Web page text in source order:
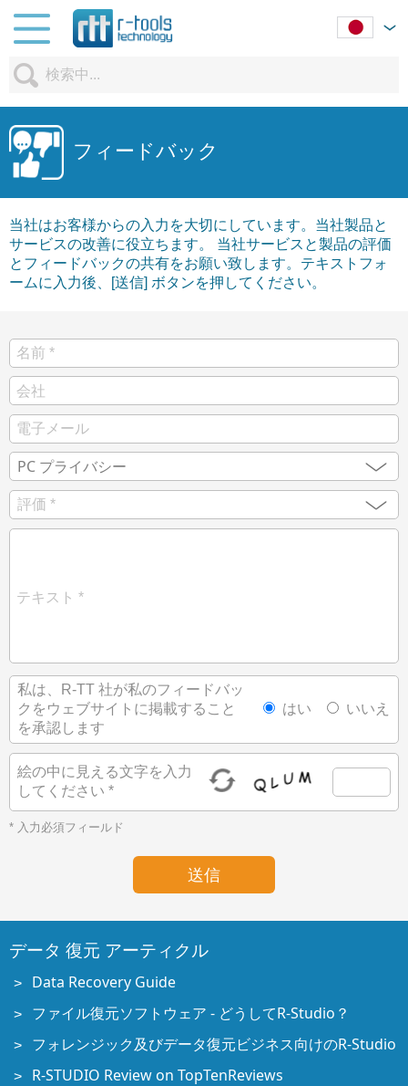
フィードバック
当社はお客様からの入力を大切にしています。当社製品と
サービスの改善に役立ちます。 当社サービスと製品の評価
とフィードバックの共有をお願い致します。テキストフォ
ームに入力後、[送信] ボタンを押してください。
私は、R-TT 社が私のフィードバッ
クをウェブサイトに掲載すること
を承認します
はい いいえ
絵の中に見える文字を入力
してください *
* 入力必須フィールド
データ 復元 アーティクル
Data Recovery Guide
ファイル復元ソフトウェア - どうしてR-Studio？
フォレンジック及びデータ復元ビジネス向けのR-Studio
R-STUDIO Review on TopTenReviews